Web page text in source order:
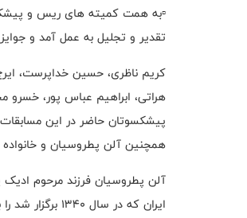
▫️به همت کمیته های ریس و
تقدیر و تجلیل به عمل آمد و
کریم ناظری، حسین خداپرست،
هراتی، ابراهیم عباس پور، خسرو
پیشکسوتان حاضر در این مسابقات
همچنین آلن پطروسیان و
آلن پطروسیان فرزند مرحوم ادیک
ایران که در سال ۱۳۴۰ برگزار شد را به مازیار ناظمی رئیس فدراسیون موتورسواری و اتومبیلرانی اهدا کرد.